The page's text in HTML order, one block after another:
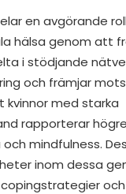
en avgörande
hälsa genom att
i stödjande
och främjar
kvinnor med starka
rapporterar
mindfulness.
inom dessa